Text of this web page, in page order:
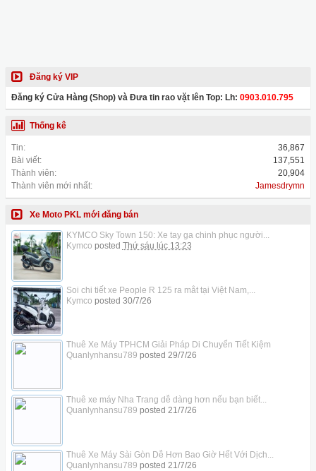
Đăng ký VIP
Đăng ký Cửa Hàng (Shop) và Đưa tin rao vặt lên Top: Lh: 0903.010.795
Thống kê
Tin:
36,867
Bài viết:
137,551
Thành viên:
20,904
Thành viên mới nhất:
Jamesdrymn
Xe Moto PKL mới đăng bán
KYMCO Sky Town 150: Xe tay ga chinh phục người...
Kymco posted Thứ sáu lúc 13:23
Soi chi tiết xe People R 125 ra mắt tại Việt Nam,...
Kymco posted 30/7/26
Thuê Xe Máy TPHCM Giải Pháp Di Chuyển Tiết Kiệm
Quanlynhansu789 posted 29/7/26
Thuê xe máy Nha Trang dễ dàng hơn nếu bạn biết...
Quanlynhansu789 posted 21/7/26
Thuê Xe Máy Sài Gòn Dễ Hơn Bao Giờ Hết Với Dịch...
Quanlynhansu789 posted 21/7/26